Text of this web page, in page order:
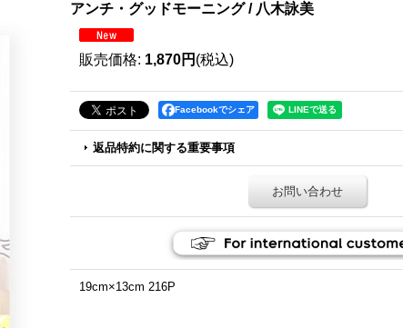
アンチ・グッドモーニング / 八木詠美
販売価格: 1,870円 (税込)
Facebookでシェア
返品特約に関する重要事項
お問い合わせ
19cm×13cm 216P